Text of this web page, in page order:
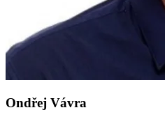
Ondřej Vávra